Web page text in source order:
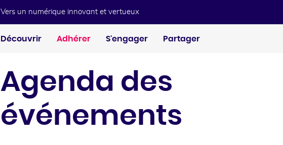
Vers un numérique innovant et vertueux
Découvrir Adhérer S'engager Partager
Agenda des
événements